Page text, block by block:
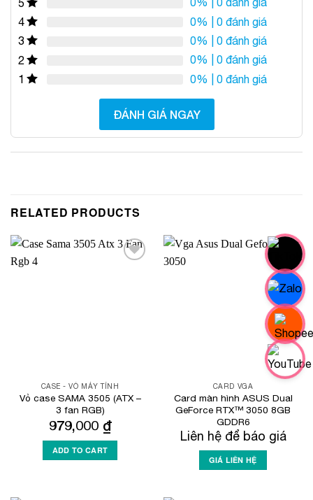
5
4
0% | 0 đánh giá
3
0% | 0 đánh giá
2
0% | 0 đánh giá
1
0% | 0 đánh giá
ĐÁNH GIÁ NGAY
RELATED PRODUCTS
CASE - VỎ MÁY TÍNH
Vỏ case SAMA 3505 (ATX –
3 fan RGB)
979,000 ₫
ADD TO CART
Add to
Wishlist
CARD VGA
Card màn hình ASUS Dual
GeForce RTX™ 3050 8GB
GDDR6
Liên hệ để báo giá
GIÁ LIÊN HỆ